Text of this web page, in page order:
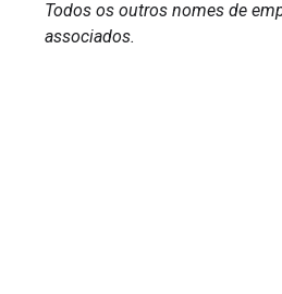
Todos os outros nomes de
associados.